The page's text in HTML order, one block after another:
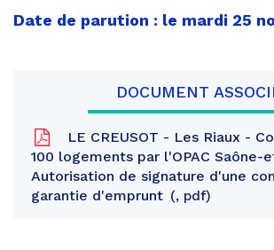
Date de parution : le mardi 25
DOCUMENT
LE CREUSOT - Les Riaux -
100 logements par l'OPAC Saône-
Autorisation de signature d'une
garantie d'emprunt
, pdf